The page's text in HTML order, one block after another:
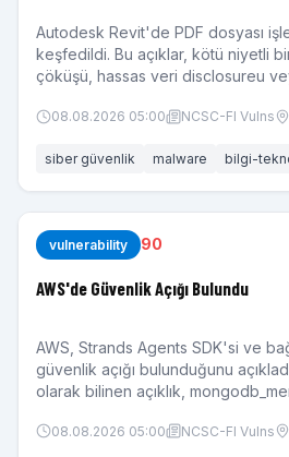
Autodesk Revit'de PDF dosyası
keşfedildi. Bu açıklar, kötü niyetli
çöküşü, hassas veri disclosureu
08.08.2026 05:00 NCSC-FI Vulns
siber güvenlik malware bilgi-
vulnerability 90
AWS'de Güvenlik Açığı Bulundu
AWS, Strands Agents SDK'si ve
güvenlik açığı bulunduğunu
olarak bilinen açıklık,
insecure direct object reference
08.08.2026 05:00 NCSC-FI Vulns